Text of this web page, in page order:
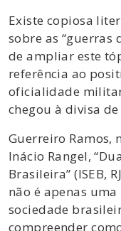
Existe copiosa
sobre as “guerras
de ampliar este
referência ao
oficialidade
chegou à divisa
Guerreiro Ramos,
Inácio Rangel,
Brasileira” (ISEB,
não é apenas
sociedade
compreender